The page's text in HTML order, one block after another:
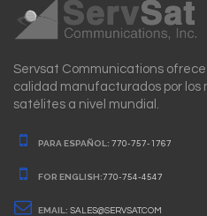
Servsat Communications
calidad manufacturados por los
satélites a nivel mundial.
PARA ESPAÑOL: 770-757-1767
FOR ENGLISH:770-754-4547
EMAIL: SALES@SERVSAT.COM